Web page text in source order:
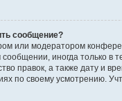
сообщение?
или модератором
иногда только в
правок, а также дату и
по своему усмотрению.